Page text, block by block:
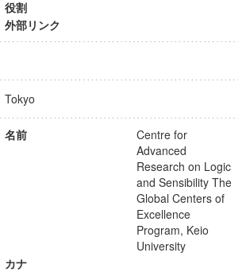
役割
外部リンク
Tokyo
名前
Centre for
Advanced
Research on Logic
and Sensibility The
Global Centers of
Excellence
Program, Keio
University
カナ